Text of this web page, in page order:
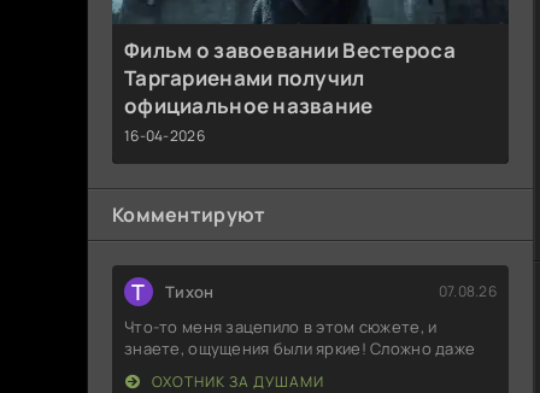
Фильм о завоевании Вестероса
Таргариенами получил
официальное название
16-04-2026
Комментируют
Т Тихон 07.08.26
Что-то меня зацепило в этом сюжете, и
знаете, ощущения были яркие! Сложно даже
ОХОТНИК ЗА ДУШАМИ